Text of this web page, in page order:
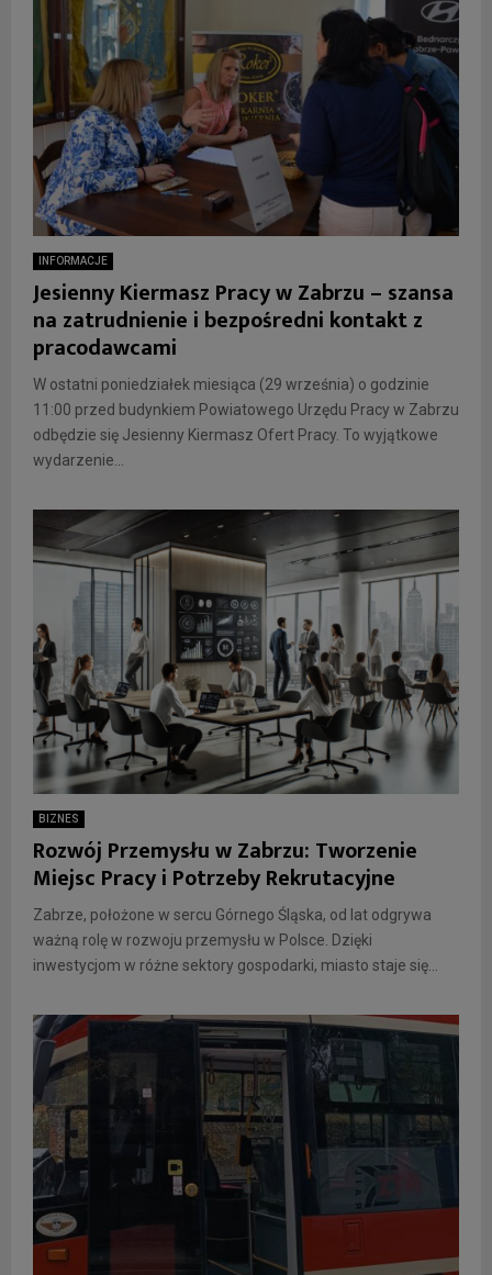
INFORMACJE
Jesienny Kiermasz Pracy w Zabrzu – szansa
na zatrudnienie i bezpośredni kontakt z
pracodawcami
W ostatni poniedziałek miesiąca (29 września) o godzinie
11:00 przed budynkiem Powiatowego Urzędu Pracy w Zabrzu
odbędzie się Jesienny Kiermasz Ofert Pracy. To wyjątkowe
wydarzenie...
BIZNES
Rozwój Przemysłu w Zabrzu: Tworzenie
Miejsc Pracy i Potrzeby Rekrutacyjne
Zabrze, położone w sercu Górnego Śląska, od lat odgrywa
ważną rolę w rozwoju przemysłu w Polsce. Dzięki
inwestycjom w różne sektory gospodarki, miasto staje się...